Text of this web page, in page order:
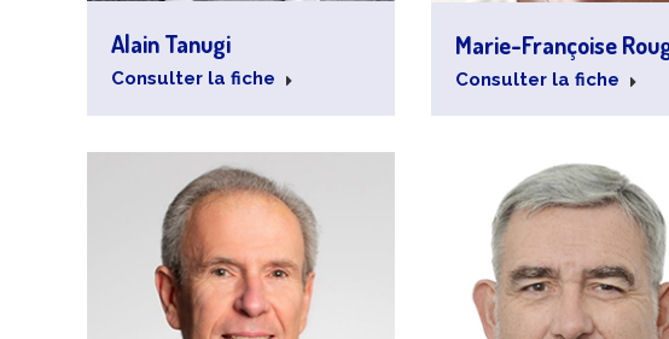
Alain Tanugi
Consulter la fiche
Marie-Françoise
Consulter la fiche